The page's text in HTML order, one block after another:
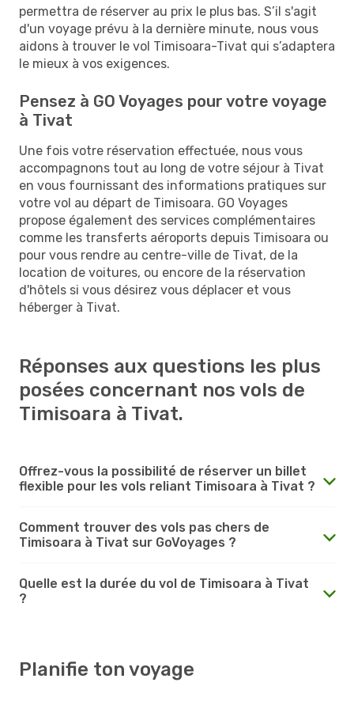
permettra de réserver au prix le plus bas. S’il s'agit
d'un voyage prévu à la dernière minute, nous vous
aidons à trouver le vol Timisoara-Tivat qui s’adaptera
le mieux à vos exigences.
Pensez à GO Voyages pour votre voyage
à Tivat
Une fois votre réservation effectuée, nous vous
accompagnons tout au long de votre séjour à Tivat
en vous fournissant des informations pratiques sur
votre vol au départ de Timisoara. GO Voyages
propose également des services complémentaires
comme les transferts aéroports depuis Timisoara ou
pour vous rendre au centre-ville de Tivat, de la
location de voitures, ou encore de la réservation
d'hôtels si vous désirez vous déplacer et vous
héberger à Tivat.
Réponses aux questions les plus
posées concernant nos vols de
Timisoara à Tivat.
Offrez-vous la possibilité de réserver un billet
flexible pour les vols reliant Timisoara à Tivat ?
Comment trouver des vols pas chers de
Timisoara à Tivat sur GoVoyages ?
Quelle est la durée du vol de Timisoara à Tivat
?
Planifie ton voyage